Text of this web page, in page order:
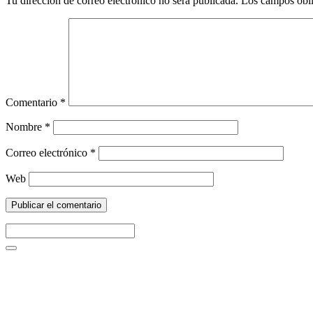
Comentario *
Nombre *
Correo electrónico *
Web